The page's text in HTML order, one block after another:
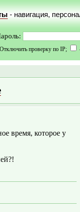
- навигация,
проверку по IP;
время, которое у